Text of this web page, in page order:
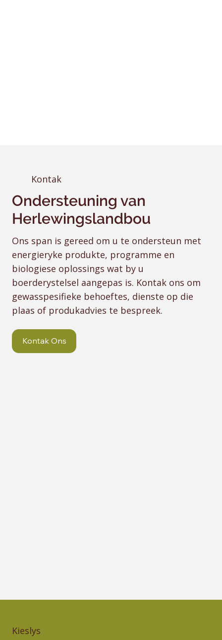
Kontak
Ondersteuning van
Herlewingslandbou
Ons span is gereed om u te ondersteun met
energieryke produkte, programme en
biologiese oplossings wat by u
boerderystelsel aangepas is. Kontak ons om
gewasspesifieke behoeftes, dienste op die
plaas of produkadvies te bespreek.
Kontak Ons
Kieslys